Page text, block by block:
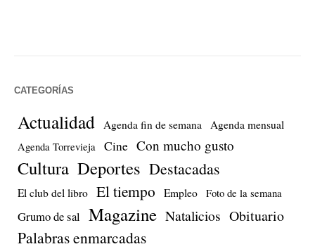
CATEGORÍAS
Actualidad Agenda fin de semana Agenda mensual
Agenda Torrevieja Cine Con mucho gusto
Cultura Deportes Destacadas
El club del libro El tiempo Empleo Foto de la semana
Grumo de sal Magazine Natalicios Obituario
Palabras enmarcadas